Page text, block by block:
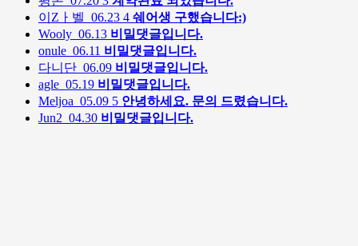
이Zㅏ벨 06.23 4 쉐어생 구했습니다:)
Wooly 06.13 비밀댓글입니다.
onule 06.11 비밀댓글입니다.
다니단 06.09 비밀댓글입니다.
agle 05.19 비밀댓글입니다.
Meljoa 05.09 5 안녕하세요. 문의 드렸습니다.
Jun2 04.30 비밀댓글입니다.